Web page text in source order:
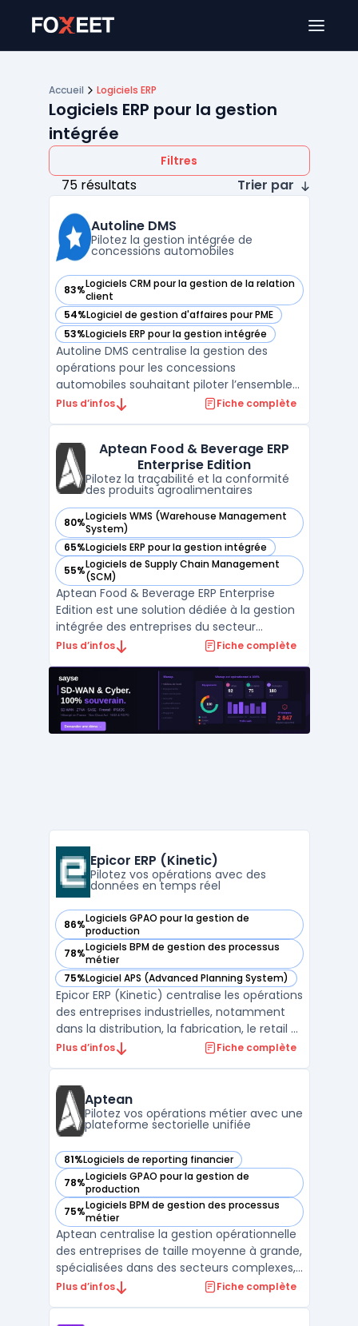
Accueil Logiciels ERP
Logiciels ERP pour la gestion
intégrée
Filtres
75 résultats Trier par
Autoline DMS
Pilotez la gestion intégrée de
concessions automobiles
83%Logiciels CRM pour la gestion de la relation
client
— voir Autoline DMS dans cette catégorie
54%Logiciel de gestion d'affaires pour PME
— voir Autoline DMS dans cette catégorie
53%Logiciels ERP pour la gestion intégrée
— voir Autoline DMS dans cette catégorie
Autoline DMS centralise la gestion des
opérations pour les concessions
automobiles souhaitant piloter l’ensemble
du cycle métier, depuis la prospection
marque. Le secteur de la distribution
automobile est confronté à l ...
Plus d’infos Fiche complète
Aptean Food & Beverage ERP
Enterprise Edition
Pilotez la traçabilité et la conformité
des produits agroalimentaires
80%Logiciels WMS (Warehouse Management
System)
— voir Aptean Food & Beverage ERP Enterprise Edition
65%Logiciels ERP pour la gestion intégrée
— voir Aptean Food & Beverage ERP Enterprise Edition
55%Logiciels de Supply Chain Management
(SCM)
— voir Aptean Food & Beverage ERP Enterprise Edition
Aptean Food & Beverage ERP Enterprise
Edition est une solution dédiée à la gestion
intégrée des entreprises du secteur
agroalimentaire, notamment celles
agroalimentaire. Elle s’adresse aux
fabricants, producteurs et distributeurs
opérant sur plusieurs sites ou marché ...
Plus d’infos Fiche complète
Epicor ERP (Kinetic)
Pilotez vos opérations avec des
données en temps réel
86%Logiciels GPAO pour la gestion de
production
— voir Epicor ERP (Kinetic) dans cette catégorie
78%Logiciels BPM de gestion des processus
métier
— voir Epicor ERP (Kinetic) dans cette catégorie
75%Logiciel APS (Advanced Planning System)
— voir Epicor ERP (Kinetic) dans cette catégorie
Epicor ERP (Kinetic) centralise les opérations
des entreprises industrielles, notamment
dans la distribution, la fabrication, le retail et
les matériaux de construction. Le logiciel
accès direct à des reportings ER ...
Plus d’infos Fiche complète
Aptean
Pilotez vos opérations métier avec une
plateforme sectorielle unifiée
81%Logiciels de reporting financier
— voir Aptean dans cette catégorie
78%Logiciels GPAO pour la gestion de
production
— voir Aptean dans cette catégorie
75%Logiciels BPM de gestion des processus
métier
— voir Aptean dans cette catégorie
Aptean centralise la gestion opérationnelle
des entreprises de taille moyenne à grande,
spécialisées dans des secteurs complexes,
en connectant la plateforme logicielle
Plus d’infos Fiche complète